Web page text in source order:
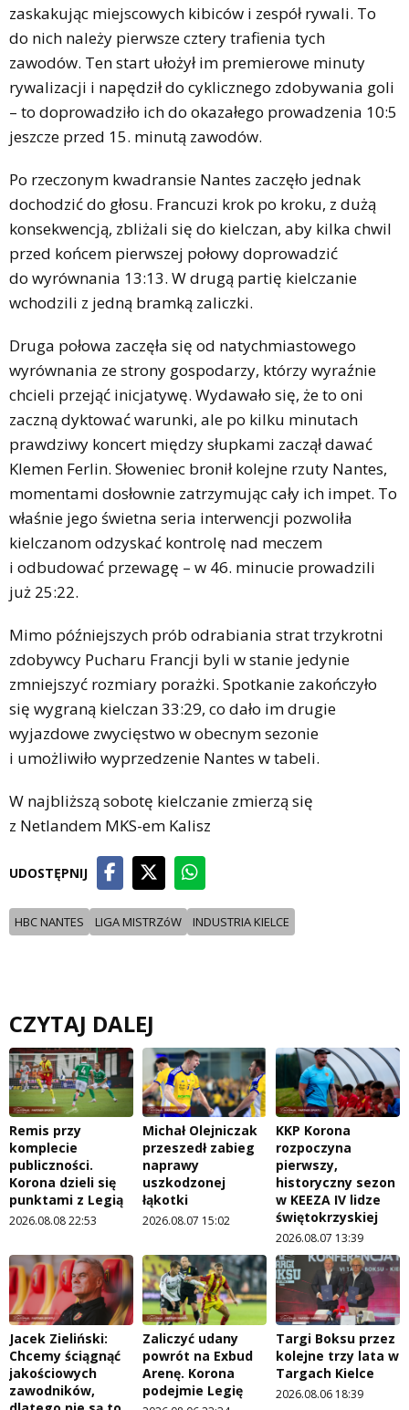
zaskakując miejscowych kibiców i zespół rywali. To
do nich należy pierwsze cztery trafienia tych
zawodów. Ten start ułożył im premierowe minuty
rywalizacji i napędził do cyklicznego zdobywania goli
– to doprowadziło ich do okazałego prowadzenia 10:5
jeszcze przed 15. minutą zawodów.
Po rzeczonym kwadransie Nantes zaczęło jednak
dochodzić do głosu. Francuzi krok po kroku, z dużą
konsekwencją, zbliżali się do kielczan, aby kilka chwil
przed końcem pierwszej połowy doprowadzić
do wyrównania 13:13. W drugą partię kielczanie
wchodzili z jedną bramką zaliczki.
Druga połowa zaczęła się od natychmiastowego
wyrównania ze strony gospodarzy, którzy wyraźnie
chcieli przejąć inicjatywę. Wydawało się, że to oni
zaczną dyktować warunki, ale po kilku minutach
prawdziwy koncert między słupkami zaczął dawać
Klemen Ferlin. Słoweniec bronił kolejne rzuty Nantes,
momentami dosłownie zatrzymując cały ich impet. To
właśnie jego świetna seria interwencji pozwoliła
kielczanom odzyskać kontrolę nad meczem
i odbudować przewagę – w 46. minucie prowadzili
już 25:22.
Mimo późniejszych prób odrabiania strat trzykrotni
zdobywcy Pucharu Francji byli w stanie jedynie
zmniejszyć rozmiary porażki. Spotkanie zakończyło
się wygraną kielczan 33:29, co dało im drugie
wyjazdowe zwycięstwo w obecnym sezonie
i umożliwiło wyprzedzenie Nantes w tabeli.
W najbliższą sobotę kielczanie zmierzą się
z Netlandem MKS-em Kalisz
UDOSTĘPNIJ
HBC NANTES LIGA MISTRZóW INDUSTRIA KIELCE
CZYTAJ DALEJ
Remis przy
komplecie
publiczności.
Korona dzieli się
punktami z Legią
2026.08.08 22:53
Michał Olejniczak
przeszedł zabieg
naprawy
uszkodzonej
łąkotki
2026.08.07 15:02
KKP Korona
rozpoczyna
pierwszy,
historyczny sezon
w KEEZA IV lidze
świętokrzyskiej
2026.08.07 13:39
Jacek Zieliński:
Chcemy ściągnąć
jakościowych
zawodników,
Zaliczyć udany
powrót na Exbud
Arenę. Korona
podejmie Legię
Targi Boksu przez
kolejne trzy lata w
Targach Kielce
2026.08.06 18:39